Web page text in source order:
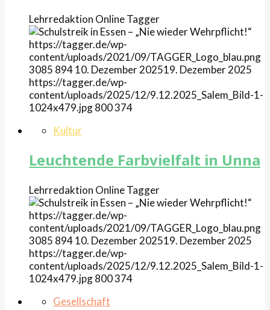
Lehrredaktion OnlineTagger
https://tagger.de/wp-
content/uploads/2021/09/TAGGER_Logo_blau.png
3085 89410. Dezember 202519. Dezember 2025
https://tagger.de/wp-
content/uploads/2025/12/9.12.2025_Salem_Bild-1-
1024x479.jpg800374
Kultur
Leuchtende Farbvielfalt in Unna
Lehrredaktion OnlineTagger
https://tagger.de/wp-
content/uploads/2021/09/TAGGER_Logo_blau.png
3085 89410. Dezember 202519. Dezember 2025
https://tagger.de/wp-
content/uploads/2025/12/9.12.2025_Salem_Bild-1-
1024x479.jpg800374
Gesellschaft